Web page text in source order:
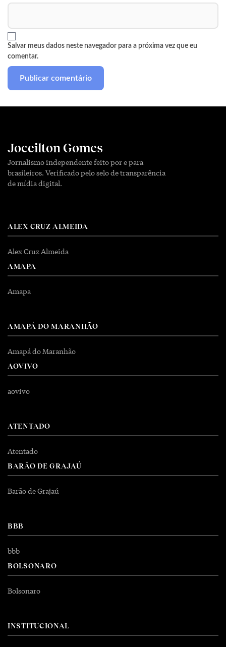
Salvar meus dados neste navegador para a próxima vez que eu
comentar.
Joceilton Gomes
Jornalismo independente feito por e para
brasileiros. Verificado pelo selo de transparência
de mídia digital.
ALEX CRUZ ALMEIDA
Alex Cruz Almeida
AMAPA
Amapa
AMAPÁ DO MARANHÃO
Amapá do Maranhão
AOVIVO
aovivo
ATENTADO
Atentado
BARÃO DE GRAJAÚ
Barão de Grajaú
BBB
bbb
BOLSONARO
Bolsonaro
INSTITUCIONAL